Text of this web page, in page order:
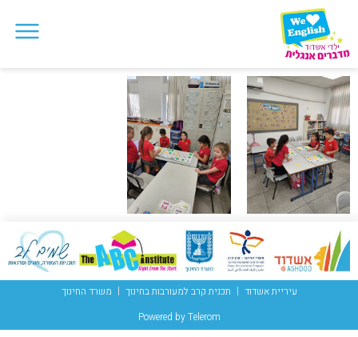
עיריית אשדוד תכנית קרב למעורבות בחינוך
משרד החינוך
Powered by Telerom